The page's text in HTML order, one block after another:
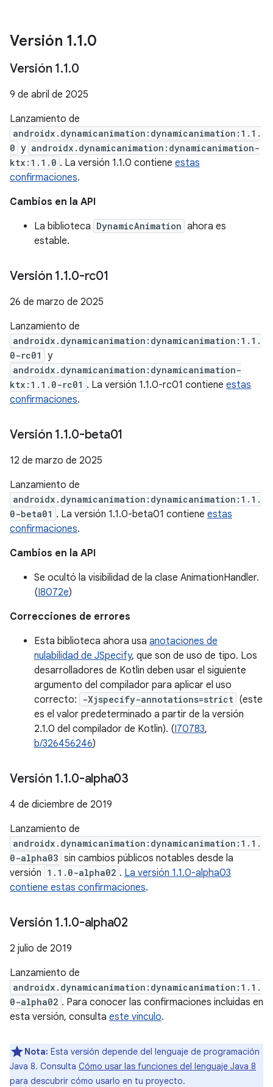
Versión 1.1.0
Versión 1.1.0
9 de abril de 2025
Lanzamiento de
androidx.dynamicanimation:dynamicanimation:1.1.
0 y androidx.dynamicanimation:dynamicanimation-
ktx:1.1.0 . La versión 1.1.0 contiene estas
confirmaciones.
Cambios en la API
La biblioteca DynamicAnimation ahora es
estable.
Versión 1.1.0-rc01
26 de marzo de 2025
Lanzamiento de
androidx.dynamicanimation:dynamicanimation:1.1.
0-rc01
y
androidx.dynamicanimation:dynamicanimation-
ktx:1.1.0-rc01 . La versión 1.1.0-rc01 contiene estas
confirmaciones.
Versión 1.1.0-beta01
12 de marzo de 2025
Lanzamiento de
androidx.dynamicanimation:dynamicanimation:1.1.
0-beta01 . La versión 1.1.0-beta01 contiene estas
confirmaciones.
Cambios en la API
Se ocultó la visibilidad de la clase AnimationHandler.
(I8072e)
Correcciones de errores
Esta biblioteca ahora usa anotaciones de
nulabilidad de JSpecify, que son de uso de tipo. Los
desarrolladores de Kotlin deben usar el siguiente
argumento del compilador para aplicar el uso
correcto:
-Xjspecify-annotations=strict (este
es el valor predeterminado a partir de la versión
2.1.0 del compilador de Kotlin). (I70783,
b/326456246)
Versión 1.1.0-alpha03
4 de diciembre de 2019
Lanzamiento de
androidx.dynamicanimation:dynamicanimation:1.1.
0-alpha03 sin cambios públicos notables desde la
versión 1.1.0-alpha02 . La versión 1.1.0-alpha03
contiene estas confirmaciones.
Versión 1.1.0-alpha02
2 julio de 2019
Lanzamiento de
androidx.dynamicanimation:dynamicanimation:1.1.
0-alpha02 . Para conocer las confirmaciones incluidas en
esta versión, consulta este vínculo.
Nota: Esta versión depende del lenguaje de programación
Java 8. Consulta Cómo usar las funciones del lenguaje Java 8
para descubrir cómo usarlo en tu proyecto.